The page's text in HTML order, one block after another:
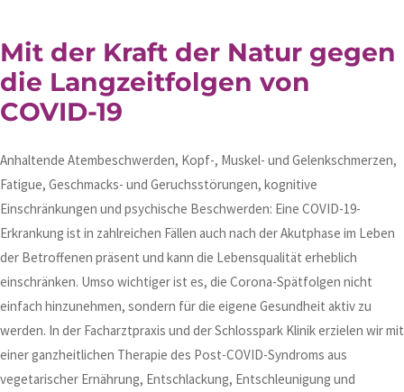
Mit der Kraft der Natur gegen
die Langzeitfolgen von
COVID-19
Anhaltende Atembeschwerden, Kopf-, Muskel- und Gelenkschmerzen,
Fatigue, Geschmacks- und Geruchsstörungen, kognitive
Einschränkungen und psychische Beschwerden: Eine COVID-19-
Erkrankung ist in zahlreichen Fällen auch nach der Akutphase im Leben
der Betroffenen präsent und kann die Lebensqualität erheblich
einschränken. Umso wichtiger ist es, die Corona-Spätfolgen nicht
einfach hinzunehmen, sondern für die eigene Gesundheit aktiv zu
werden. In der Facharztpraxis und der Schlosspark Klinik erzielen wir mit
einer ganzheitlichen Therapie des Post-COVID-Syndroms aus
vegetarischer Ernährung, Entschlackung, Entschleunigung und